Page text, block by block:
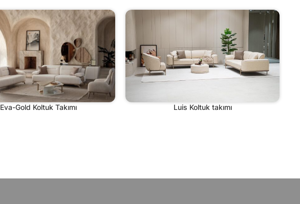
Eva-Gold Koltuk Takımı Luis Koltuk takımı